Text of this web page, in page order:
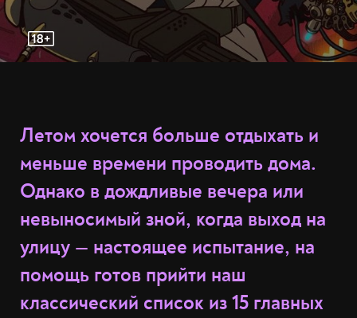
Летом хочется больше отдыхать и
меньше времени проводить дома.
Однако в дождливые вечера или
невыносимый зной, когда выход на
улицу — настоящее испытание, на
помощь готов прийти наш
классический список из 15 главных